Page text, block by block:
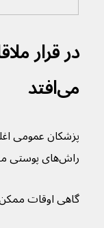
در قرار
می‌افتد
راش‌های پوستی مخملک را تشخیص دهند.
گاهی اوقات